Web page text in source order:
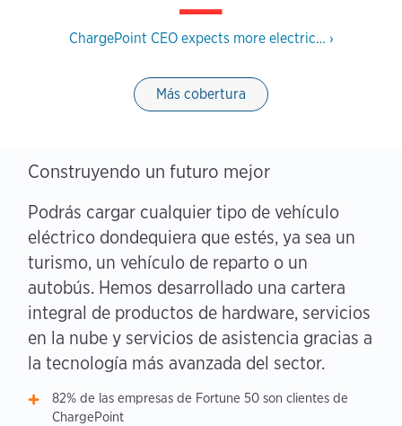
ChargePoint CEO expects more electric… ›
Más cobertura
Construyendo un futuro mejor
Podrás cargar cualquier tipo de vehículo
eléctrico dondequiera que estés, ya sea un
turismo, un vehículo de reparto o un
autobús. Hemos desarrollado una cartera
integral de productos de hardware, servicios
en la nube y servicios de asistencia gracias a
la tecnología más avanzada del sector.
82% de las empresas de Fortune 50 son clientes de
ChargePoint